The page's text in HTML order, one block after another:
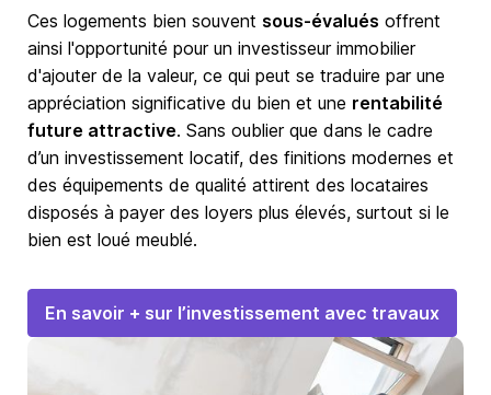
Ces logements bien souvent sous-évalués offrent
ainsi l'opportunité pour un investisseur immobilier
d'ajouter de la valeur, ce qui peut se traduire par une
appréciation significative du bien et une rentabilité
future attractive. Sans oublier que dans le cadre
d’un investissement locatif, des finitions modernes et
des équipements de qualité attirent des locataires
disposés à payer des loyers plus élevés, surtout si le
bien est loué meublé.
En savoir + sur l’investissement avec travaux